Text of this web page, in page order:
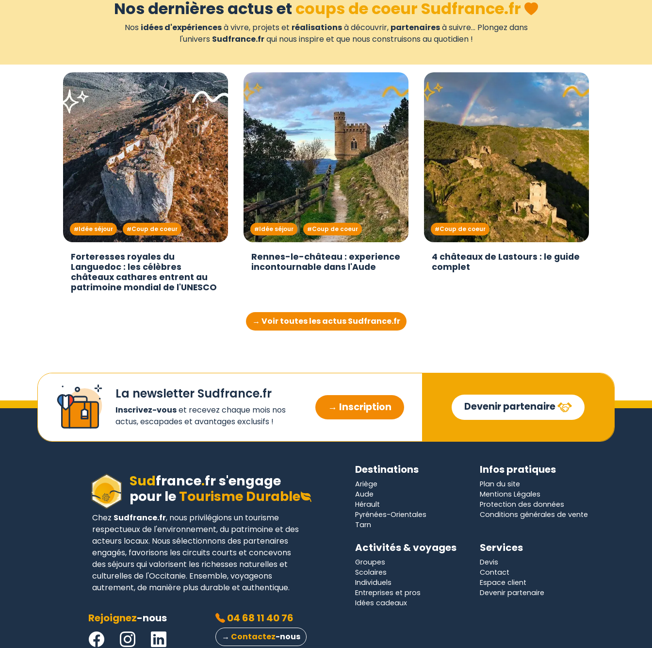
Nos dernières actus et coups de coeur Sudfrance.fr
Nos idées d'expériencesà vivre, projets et réalisationsà découvrir, partenairesà suivre... Plongez dans
l'univers Sudfrance.frqui nous inspire et que nous construisons au quotidien !
Forteresses royales du
Languedoc : les célèbres
châteaux cathares entrent au
patrimoine mondial de l'UNESCO
Idée séjour Coup de coeur
Rennes-le-château : experience
incontournable dans l'Aude
Idée séjour Coup de coeur
4 châteaux de Lastours : le guide
complet
Coup de coeur
→ Voir toutes les actus Sudfrance.fr
La newsletter Sudfrance.fr
Inscrivez-vouset recevez chaque mois nos
actus, escapades et avantages exclusifs !
→ Inscription Devenir partenaire
Sudfrance.frs'engage
pour leTourisme Durable
Chez Sudfrance.fr, nous privilégions un tourisme
respectueux de l'environnement, du patrimoine et des
acteurs locaux. Nous sélectionnons des partenaires
engagés, favorisons les circuits courts et concevons
des séjours qui valorisent les richesses naturelles et
culturelles de l'Occitanie. Ensemble, voyageons
autrement, de manière plus durable et authentique.
Rejoignez-nous 04 68 11 40 76
→ Contactez-nous
Destinations
Ariège
Aude
Hérault
Pyrénées-Orientales
Tarn
Infos pratiques
Plan du site
Mentions Légales
Protection des données
Conditions générales de vente
Activités & voyages
Groupes
Scolaires
Individuels
Entreprises et pros
Idées cadeaux
Services
Devis
Contact
Espace client
Devenir partenaire